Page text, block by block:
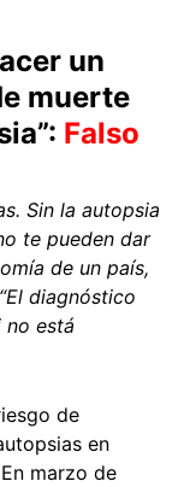
un
muerte
Falso
Sin la autopsia
te pueden dar
de un país,
“El diagnóstico
no está
de
en
marzo de